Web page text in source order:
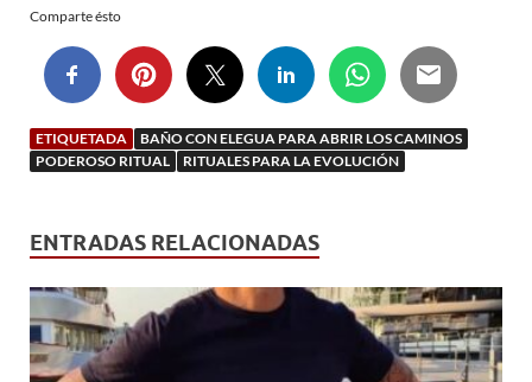
Comparte ésto
ETIQUETADA
BAÑO CON ELEGUA PARA ABRIR LOS CAMINOS
PODEROSO RITUAL
RITUALES PARA LA EVOLUCIÓN
ENTRADAS RELACIONADAS